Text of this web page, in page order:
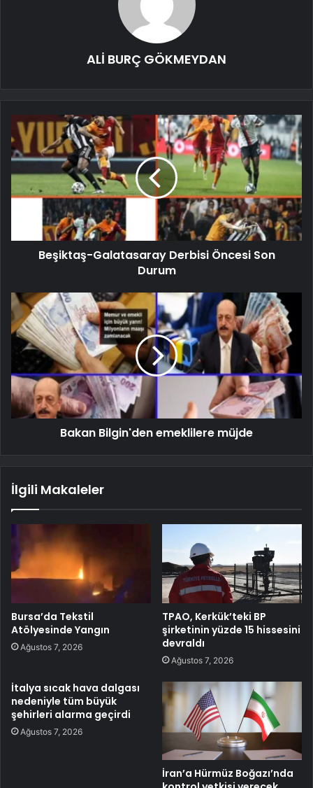
ALİ BURÇ GÖKMEYDAN
Beşiktaş-Galatasaray Derbisi Öncesi Son
Durum
Bakan Bilgin'den emeklilere müjde
İlgili Makaleler
Bursa’da Tekstil
Atölyesinde Yangın
Ağustos 7, 2026
TPAO, Kerkük’teki BP
şirketinin yüzde 15 hissesini
devraldı
Ağustos 7, 2026
İtalya sıcak hava dalgası
nedeniyle tüm büyük
şehirleri alarma geçirdi
Ağustos 7, 2026
İran’a Hürmüz Boğazı’nda